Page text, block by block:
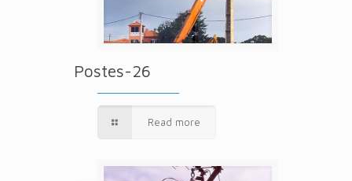
Postes-26
Read more